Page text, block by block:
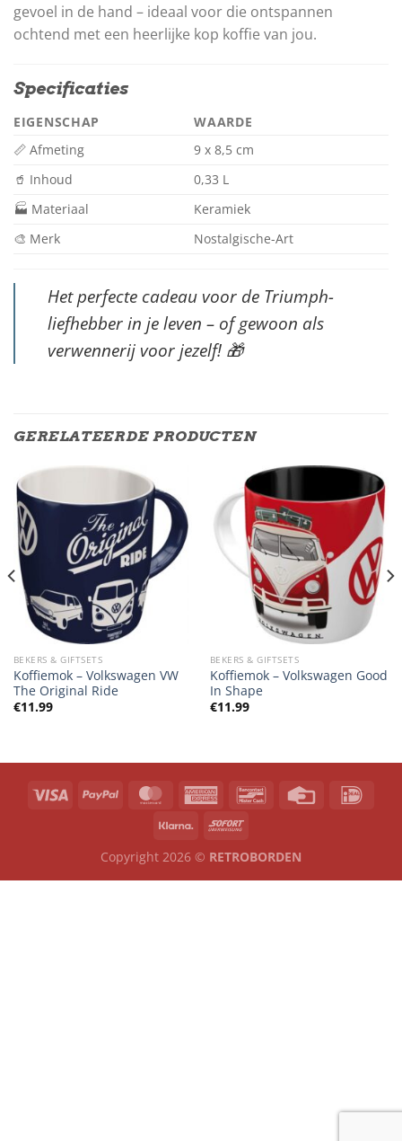
gevoel in de hand – ideaal voor die ontspannen
ochtend met een heerlijke kop koffie van jou.
Specificaties
EIGENSCHAP
WAARDE
📏 Afmeting
9 x 8,5 cm
🥤 Inhoud
0,33 L
🏭 Materiaal
Keramiek
🎨 Merk
Nostalgische-Art
Het perfecte cadeau voor de Triumph-
liefhebber in je leven – of gewoon als
verwennerij voor jezelf! 🎁
GERELATEERDE PRODUCTEN
BEKERS & GIFTSETS
Koffiemok – Volkswagen VW
The Original Ride
€11.99
BEKERS & GIFTSETS
Koffiemok – Volkswagen Good
In Shape
€11.99
Copyright 2026 © RETROBORDEN